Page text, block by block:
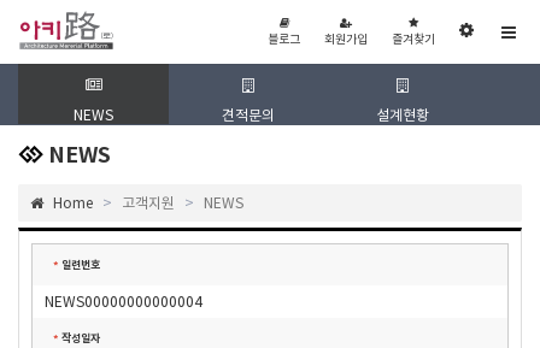
블
로
그
블로그
회
원
가
회원가입
즐
겨
찾
즐겨찾기
관
자
NEWS 견적문의 설계현황
NEWS
Home 고객지원 NEWS
* 일련번호
NEWS00000000000004
* 작성일자